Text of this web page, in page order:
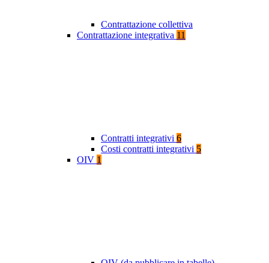
Contrattazione collettiva
Contrattazione integrativa 11
Contratti integrativi 6
Costi contratti integrativi 5
OIV 1